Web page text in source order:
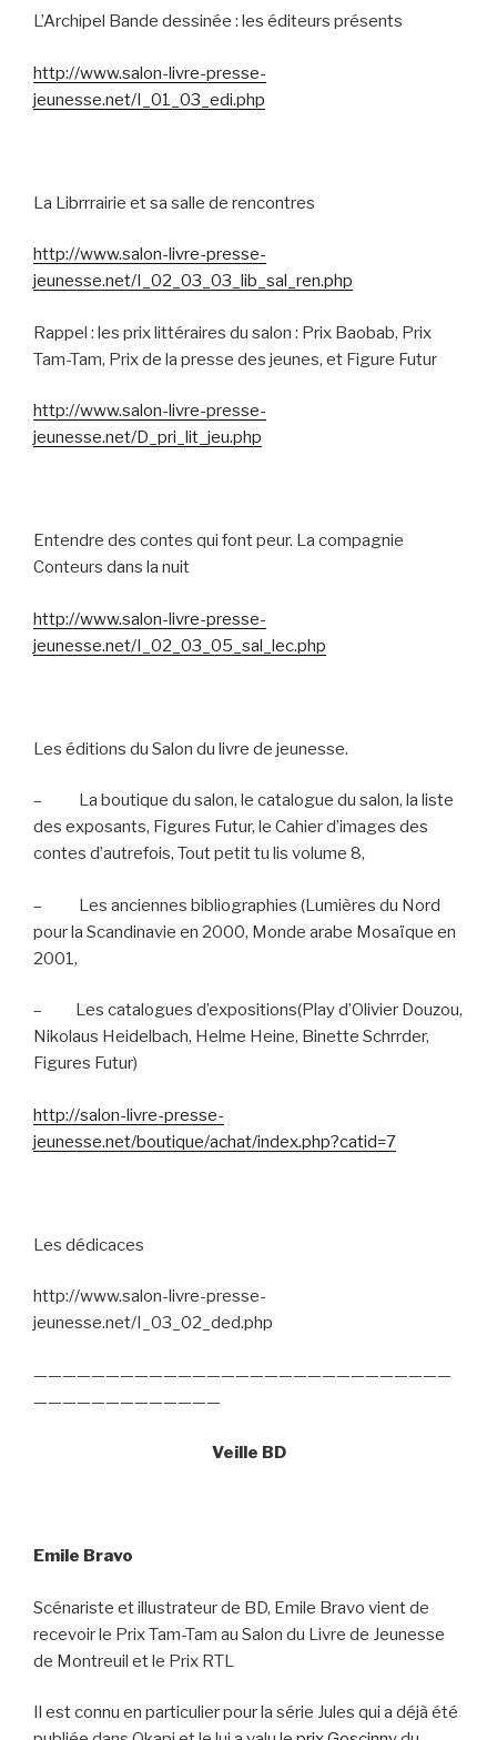
L’Archipel Bande dessinée : les éditeurs présents
http://www.salon-livre-presse-
jeunesse.net/I_01_03_edi.php
La Librrrairie et sa salle de rencontres
http://www.salon-livre-presse-
jeunesse.net/I_02_03_03_lib_sal_ren.php
Rappel : les prix littéraires du salon : Prix Baobab, Prix
Tam-Tam, Prix de la presse des jeunes, et Figure Futur
http://www.salon-livre-presse-
jeunesse.net/D_pri_lit_jeu.php
Entendre des contes qui font peur. La compagnie
Conteurs dans la nuit
http://www.salon-livre-presse-
jeunesse.net/I_02_03_05_sal_lec.php
Les éditions du Salon du livre de jeunesse.
–
La boutique du salon, le catalogue du salon, la liste
des exposants, Figures Futur, le Cahier d’images des
contes d’autrefois, Tout petit tu lis volume 8,
–
Les anciennes bibliographies (Lumières du Nord
pour la Scandinavie en 2000, Monde arabe Mosaïque en
2001,
–
Les catalogues d’expositions(Play d’Olivier Douzou,
Nikolaus Heidelbach, Helme Heine, Binette Schrrder,
Figures Futur)
http://salon-livre-presse-
jeunesse.net/boutique/achat/index.php?catid=7
Les dédicaces
http://www.salon-livre-presse-
jeunesse.net/I_03_02_ded.php
—————————————————————————————
—————————————
Veille BD
Emile Bravo
Scénariste et illustrateur de BD, Emile Bravo vient de
recevoir le Prix Tam-Tam au Salon du Livre de Jeunesse
de Montreuil et le Prix RTL
Il est connu en particulier pour la série Jules qui a déjà été